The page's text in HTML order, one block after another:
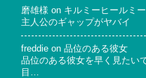
磨雄様 on キルミーヒールミー
主人公のギャップがヤバイ
freddie on 品位のある彼女
品位のある彼女を早く見たい
目…